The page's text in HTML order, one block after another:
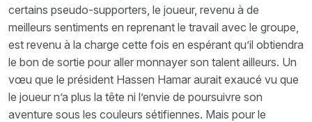
certains pseudo-supporters, le joueur, revenu à de
meilleurs sentiments en reprenant le travail avec le groupe,
est revenu à la charge cette fois en espérant qu’il obtiendra
le bon de sortie pour aller monnayer son talent ailleurs. Un
vœu que le président Hassen Hamar aurait exaucé vu que
le joueur n’a plus la tête ni l’envie de poursuivre son
aventure sous les couleurs sétifiennes. Mais pour le